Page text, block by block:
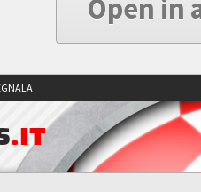
Open in
.IT